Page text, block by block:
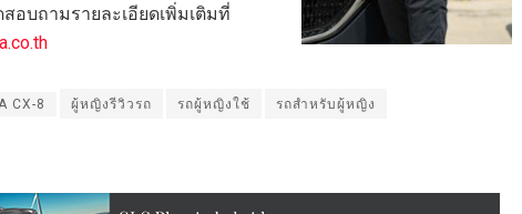
อบถามรายละเอียดเพิ่มเติมที่
CX-8 ผู้หญิงรีวิวรถ รถผู้หญิงใช้ รถสำหรับผู้หญิง